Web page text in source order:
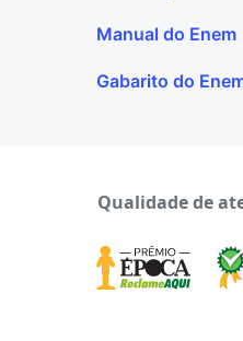
Manual do Enem
Gabarito do
Qualidade de